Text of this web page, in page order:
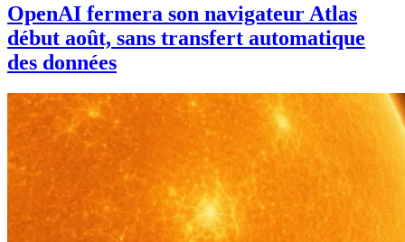
OpenAI fermera son navigateur Atlas
début août, sans transfert automatique
des données